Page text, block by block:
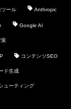
ール Anthropic
Google AI
策
コンテンツSEO
ド生成
ューティング
概要
ビス